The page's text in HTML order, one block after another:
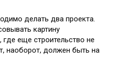
делать два проекта.
картину
еще строительство не
наоборот, должен быть на